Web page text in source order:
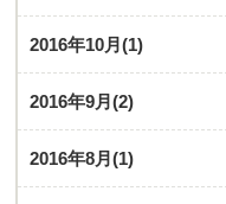
2016年10月(1)
2016年9月(2)
2016年8月(1)